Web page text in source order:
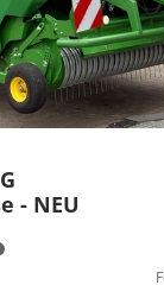
- NEU